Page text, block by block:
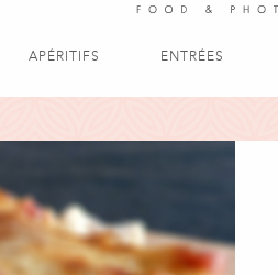
APÉRITIFS ENTRÉES